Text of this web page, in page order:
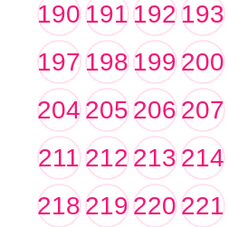
190191192193
197198199200
204205206207
211212213214
218219220221